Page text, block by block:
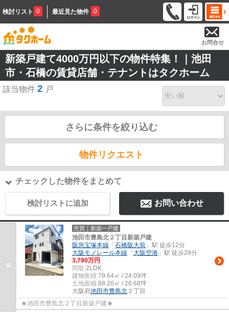
検討リスト 0 最近見た物件 0
お問合せ
新築戸建て4000万円以下の物件特集！｜池田
市・石橋の賃貸店舗・テナントはタクホーム
該当物件 2 戸
さらに条件を絞り込む
物件リクエスト
チェックした物件をまとめて
検討リストに追加 お問い合わせ
売買｜新築一戸建
池田市豊島北２丁目新築戸建
阪急宝塚本線 「 石橋阪大前 」駅 徒歩12分
大阪モノレール本線 「 大阪空港 」駅 徒歩28分
3,790万円
間取:2LDK
建物面積:79.64㎡ / 24.09坪
土地面積:88.20㎡ / 26.68坪
大阪府池田市豊島北 ２丁目
★池田市豊島北２丁目新築戸建★